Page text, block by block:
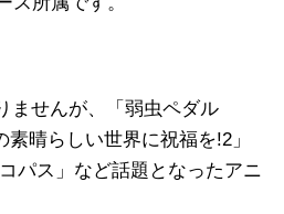
ませんが、「弱虫ペダル
晴らしい世界に祝福を!2」
パス」など話題となったアニ